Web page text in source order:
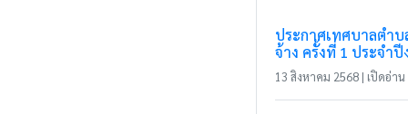
ประกาศเทศบาลตำ
จ้าง ครั้งที่ 1 ประจำ
13 สิงหาคม 2568 | เปิดอ่าน